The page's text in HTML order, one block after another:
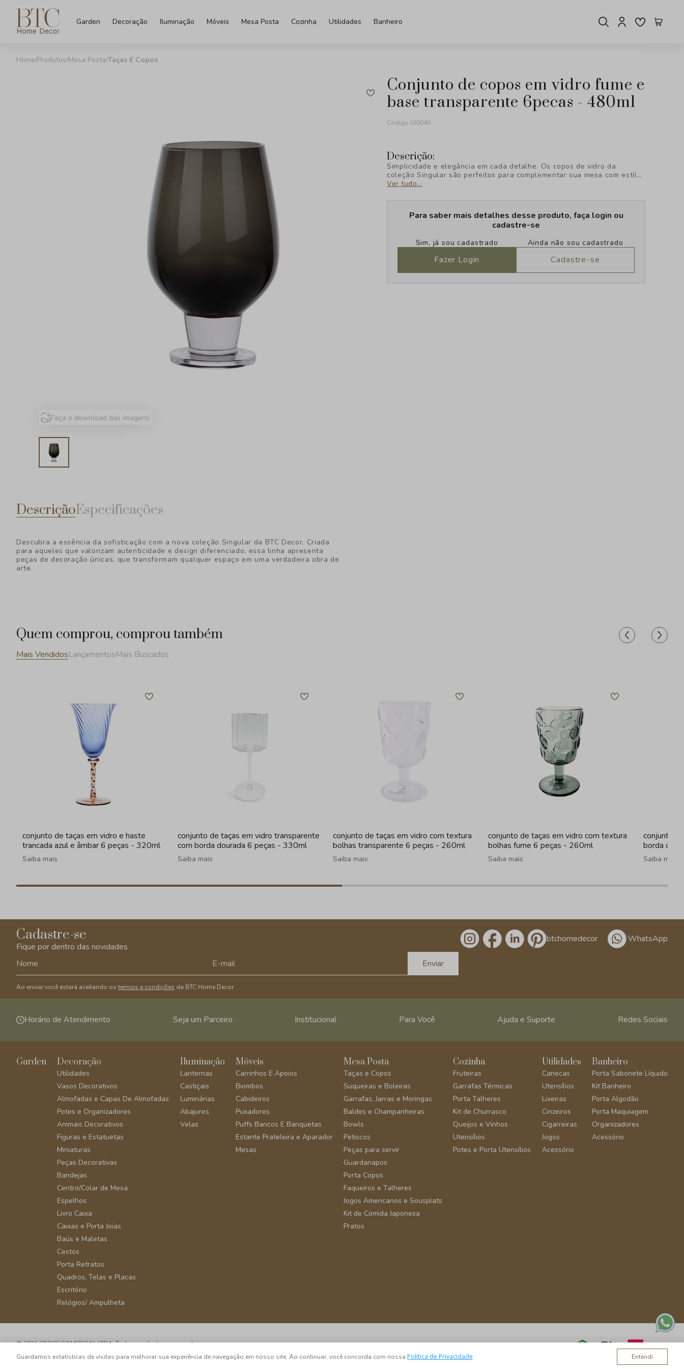
Garden Decoração Iluminação Móveis Mesa Posta Cozinha Utilidades Banheiro
Produtos Mesa Posta Taças E Copos
Faça o download das imagens
conjunto de copos em vidro fume e
base transparente 6pecas - 480ml
Código:GI0040
Descrição:
Simplicidade e elegância em cada detalhe. Os copos de vidro da
coleção Singular são perfeitos para complementar sua mesa com estilo
e sofisticação, ideais para todas as ocasiões. Descubra o charme
Ver tudo...
Para saber mais detalhes desse produto, faça login ou
cadastre-se
Sim, já sou cadastrado
Fazer Login
Ainda não sou cadastrado
Cadastre-se
DescriçãoEspecificações
Descubra a essência da sofisticação com a nova coleção Singular da BTC Decor. Criada
para aqueles que valorizam autenticidade e design diferenciado, essa linha apresenta
peças de decoração únicas, que transformam qualquer espaço em uma verdadeira obra de
arte.
Quem comprou, comprou também
Mais VendidosLançamentosMais Buscados
conjunto de taças em vidro e haste
trancada azul e âmbar 6 peças - 320ml
Saiba mais
conjunto de taças em vidro transparente
com borda dourada 6 peças - 330ml
Saiba mais
conjunto de taças em vidro com textura
bolhas transparente 6 peças - 260ml
Saiba mais
conjunto de taças em vidro com textura
bolhas fume 6 peças - 260ml
Saiba mais
conjunto
borda
Saiba mais
Cadastre-se
Fique por dentro das novidades
Enviar
Ao enviar você estará aceitando os termos e condições da BTC Home Decor
/btchomedecor WhatsApp
Horário de Atendimento Seja um Parceiro Institucional Para Você Ajuda e Suporte Redes Sociais
Garden Decoração
Utilidades
Vasos Decorativos
Almofadas e Capas De Almofadas
Potes e Organizadores
Animais Decorativos
Figuras e Estatuetas
Miniaturas
Peças Decorativas
Bandejas
Centro/Colar de Mesa
Espelhos
Livro Caixa
Caixas e Porta Joias
Baús e Maletas
Cestos
Porta Retratos
Quadros, Telas e Placas
Escritório
Relógios/ Ampulheta
Iluminação
Lanternas
Castiçais
Luminárias
Abajures
Velas
Móveis
Carrinhos E Apoios
Biombos
Cabideiros
Puxadores
Puffs Bancos E Banquetas
Estante Prateleira e Aparador
Mesas
Mesa Posta
Taças e Copos
Suqueiras e Boleiras
Garrafas, Jarras e Moringas
Baldes e Champanheiras
Bowls
Petiscos
Peças para servir
Guardanapos
Porta Copos
Faqueiros e Talheres
Jogos Americanos e Sousplats
Kit de Comida Japonesa
Pratos
Cozinha
Fruteiras
Garrafas Térmicas
Porta Talheres
Kit de Churrasco
Queijos e Vinhos
Utensílios
Potes e Porta Utensílios
Utilidades
Canecas
Utensílios
Lixeiras
Cinzeiros
Cigarreiras
Jogos
Acessório
Banheiro
Porta Sabonete Líquido
Kit Banheiro
Porta Algodão
Porta Maquiagem
Organizadores
Acessório
© 2026 CROSS COMERCIAL LTDA. Todos os direitos reservados.
Guardamos estatísticas de visitas para melhorar sua experiência de navegação em nosso site. Ao continuar, você concorda com nossa Política de Privacidade Entendi